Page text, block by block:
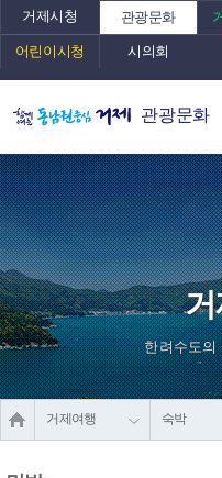
거제시청 관광문화
어린이시청 시의회
관광문화
거
한려수도의
거제여행 숙박